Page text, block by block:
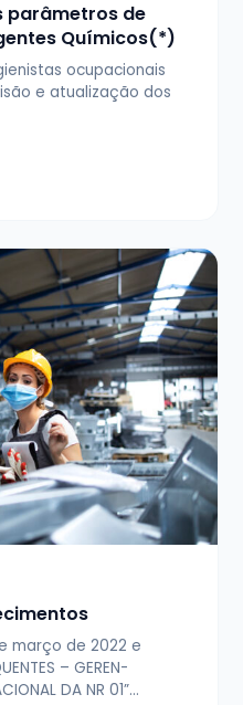
parâmetros de
Químicos(*)
ocupacionais
e atualização dos
março de 2022 e
– GEREN­
DA NR 01”…